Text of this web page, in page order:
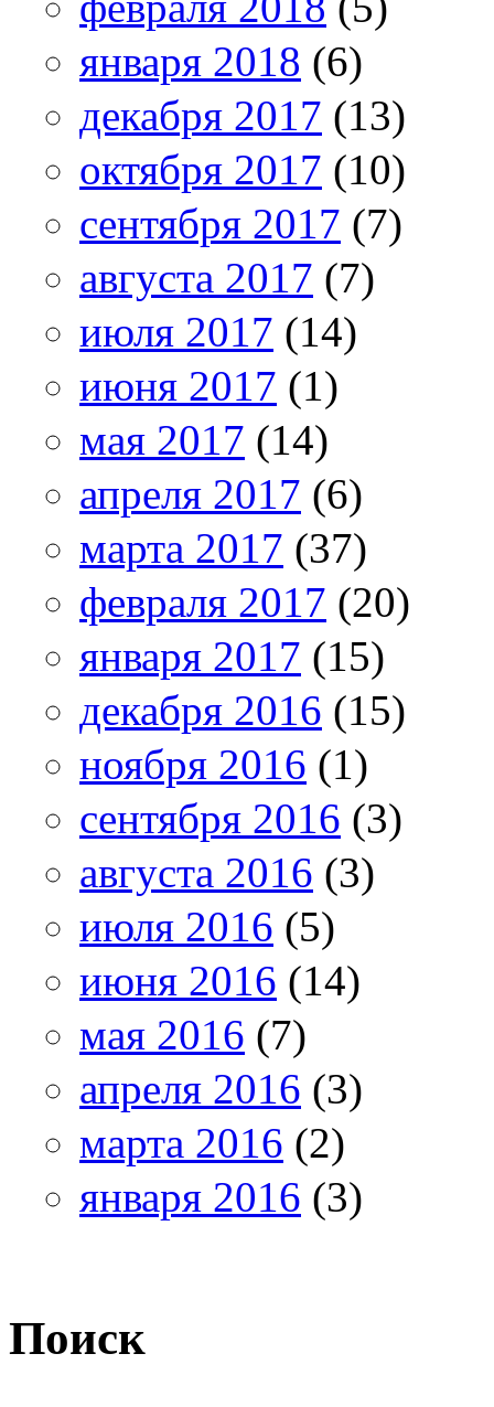
января 2018 (6)
декабря 2017 (13)
октября 2017 (10)
сентября 2017 (7)
августа 2017 (7)
июля 2017 (14)
июня 2017 (1)
мая 2017 (14)
апреля 2017 (6)
марта 2017 (37)
февраля 2017 (20)
января 2017 (15)
декабря 2016 (15)
ноября 2016 (1)
сентября 2016 (3)
августа 2016 (3)
июля 2016 (5)
июня 2016 (14)
мая 2016 (7)
апреля 2016 (3)
марта 2016 (2)
января 2016 (3)
Поиск